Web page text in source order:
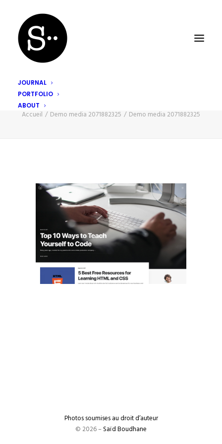
JOURNAL
PORTFOLIO
ABOUT
Accueil Demo media 2071882325 Demo media 2071882325
Photos soumises au droit d’auteur
© 2026 –Saïd Boudhane